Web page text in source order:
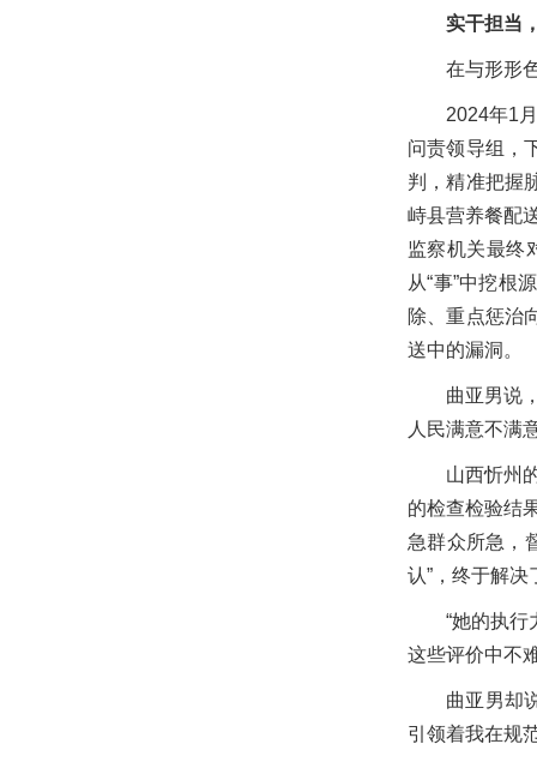
实干担当
在与形形
2024年1
问责领导组，
判，精准把握
峙县营养餐配
监察机关最终
从“事”中挖根
除、重点惩治
送中的漏洞。
曲亚男说
人民满意不满
山西忻州
的检查检验结
急群众所急，
认”，终于解决
“她的执行
这些评价中不
曲亚男却
引领着我在规